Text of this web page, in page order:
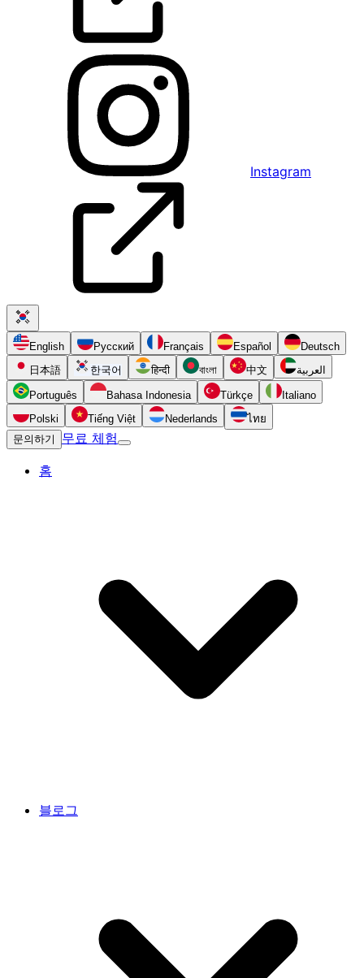
Instagram
English Русский Français Español
Deutsch
日本語
한국어 हिन्दी বাংলা 中文 العربية
Português Bahasa Indonesia Türkçe
Italiano
Polski
Tiếng Việt Nederlands
ไทย
문의하기
무료 체험
홈
블로그